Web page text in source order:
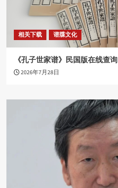
相关下载 谱牒文化
《孔子世家谱》民国版在线查询
2026年7月28日